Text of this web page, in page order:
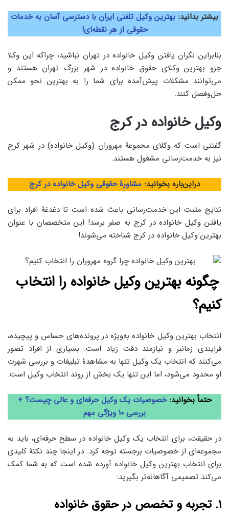
بیشتر بدانید: بهترین وکیل تلفنی ایران با دسترسی آسان به خدمات
حقوقی از هر نقطه‌ای!
بنابراین نگران یافتن وکیل خانواده در تهران نباشید، چراکه این وکلا
جزو بهترین وکلای حقوق خانواده در شهر بزرگ تهران هستند و
می‌توانند مشکلات پیش‌آمده برای شما را به بهترین نحو ممکن
حل‌وفصل کنند.
وکیل خانواده در کرج
گفتنی است که وکلای مجموعۀ مهروران (وکیل خانواده) در شهر کرج
نیز به خدمت‌رسانی مشغول هستند.
دراین‌باره بخوانید: مشاورۀ حقوقی وکیل خانواده در کرج
نتایج مثبت این خدمت‌رسانی باعث شده است تا دغدغۀ افراد برای
یافتن وکیل خانواده در کرج به صفر برسد! این متخصصان با عنوان
بهترین وکیل خانواده در کرج شناخته می‌شوند!
چگونه بهترین وکیل خانواده را انتخاب
کنیم؟
انتخاب بهترین وکیل خانواده به‌ویژه در پرونده‌های حساس و پیچیده،
فرایندی زمانبر و نیازمند دقت زیاد است. بسیاری از افراد تصور
می‌کنند که انتخاب یک وکیل تنها به مشاهدۀ تبلیغات و بررسی شهرت
او محدود می‌شود، اما این تنها یک بخش از روند انتخاب وکیل است.
حتماًبخوانید: خصوصیات یک وکیل حرفه‌ای و عالی چیست؟ +
بررسی ۱۰ ویژگی مهم
در حقیقت، برای انتخاب یک وکیل خانواده در سطح حرفه‌ای، باید به
مجموعه‌ای از خصوصیات برجسته توجه کرد. در اینجا چند نکتۀ کلیدی
برای انتخاب بهترین وکیل خانواده آورده شده است که به شما کمک
می‌کند تصمیمی آگاهانه‌تر بگیرید:
۱. تجربه و تخصص در حقوق خانواده